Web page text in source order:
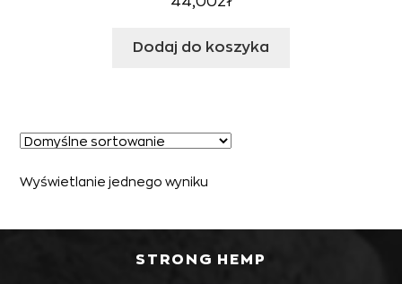
Dodaj do koszyka
Wyświetlanie jednego wyniku
STRONG HEMP